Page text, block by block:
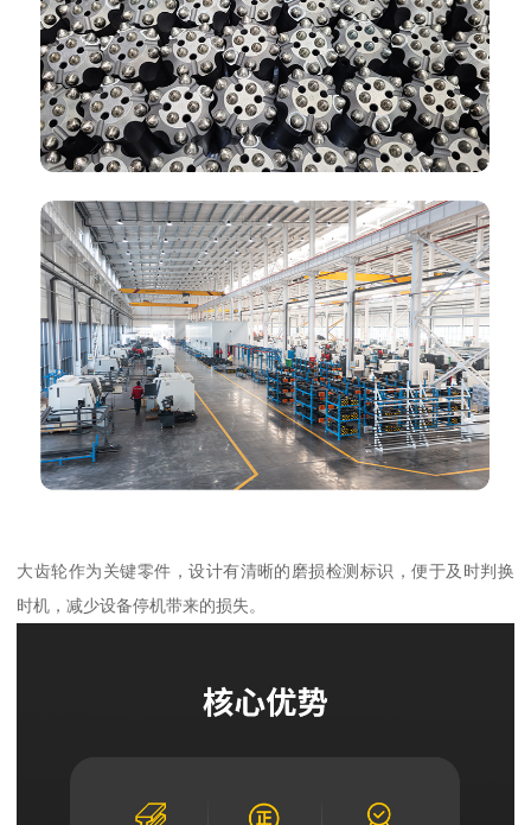
大齿轮作为关键零件，设计有清晰的磨损检测标识，便于及时判换
时机，减少设备停机带来的损失。